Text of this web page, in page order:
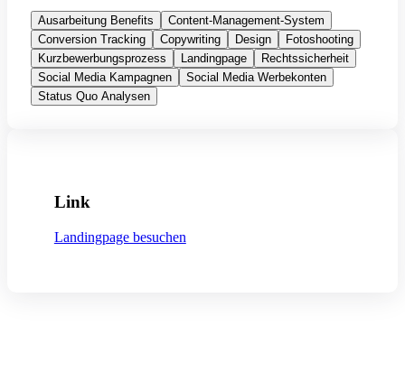
Ausarbeitung Benefits
Content-Management-System
Conversion Tracking
Copywriting Design
Fotoshooting
Kurzbewerbungsprozess
Landingpage
Rechtssicherheit
Social Media Kampagnen
Social Media Werbekonten
Status Quo Analysen
Link
Landingpage besuchen